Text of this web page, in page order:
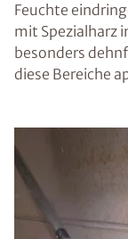
Feuchte
mit Spezialharz
besonders
diese Bereiche